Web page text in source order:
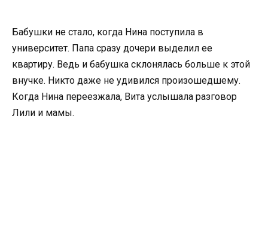
Бабушки не стало, когда Нина поступила в
университет. Папа сразу дочери выделил ее
квартиру. Ведь и бабушка склонялась больше к этой
внучке. Никто даже не удивился произошедшему.
Когда Нина переезжала, Вита услышала разговор
Лили и мамы.